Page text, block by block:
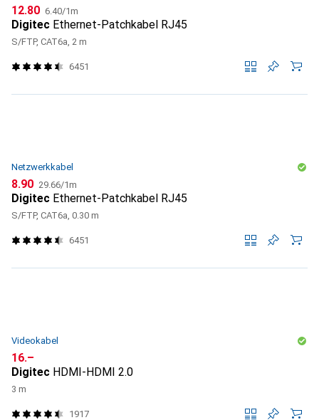
CHF
12.80 CHF
6.40/1m
Digitec Ethernet-Patchkabel RJ45
S/FTP, CAT6a, 2 m
6451
Netzwerkkabel
CHF
8.90 CHF
29.66/1m
Digitec Ethernet-Patchkabel RJ45
S/FTP, CAT6a, 0.30 m
6451
Videokabel
CHF
16.–
Digitec HDMI-HDMI 2.0
3 m
1917